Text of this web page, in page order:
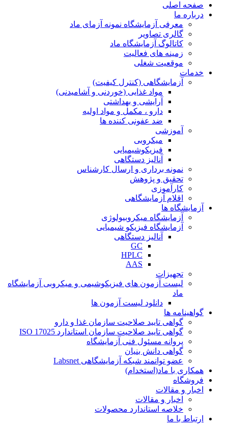
صفحه اصلی
درباره ما
معرفی آزمایشگاه نمونه آزمای ماد
گالری تصاویر
کاتالوگ آزمایشگاه ماد
زمینه های فعالیت
موقعیت شغلی
خدمات
آزمایشگاهی (کنترل کیفیت)
مواد غذایی (خوردنی و آشامیدنی)
آرایشی و بهداشتی
دارو ، مکمل و مواد اولیه
ضد عفونی کننده ها
آموزشی
میکروبی
فیزیکوشیمیایی
آنالیز دستگاهی
نمونه برداری و ارسال کارشناس
تحقیق و پژوهش
کارآموزی
اقلام آزمایشگاهی
آزمایشگاه ها
آزمایشگاه میکروبیولوژی
آزمایشگاه فیزیکو شیمیایی
آنالیز دستگاهی
GC
HPLC
AAS
تجهیزات
لیست آزمون های فیزیکوشیمی و میکروبی آزمایشگاه
ماد
دانلود لیست آزمون ها
گواهینامه ها
گواهی تایید صلاحیت سازمان غذا و دارو
گواهی تایید صلاحیت سازمان استاندارد ISO 17025
پروانه مسئول فنی آزمایشگاه
گواهی دانش بنیان
عضو توانمند شبکه آزمایشگاهی Labsnet
همکاری با ماد(استخدام)
فروشگاه
اخبار و مقالات
اخبار و مقالات
خلاصه استاندارد محصولات
ارتباط با ما